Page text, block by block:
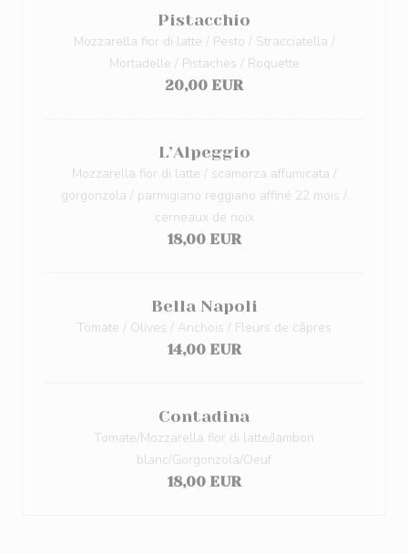
Pistacchio
Mozzarella fior di latte / Pesto / Stracciatella /
Mortadelle / Pistaches / Roquette
20,00 EUR
L’Alpeggio
Mozzarella fior di latte / scamorza affumicata /
gorgonzola / parmigiano reggiano affiné 22 mois /
cerneaux de noix
18,00 EUR
Bella Napoli
Tomate / Olives / Anchois / Fleurs de câpres
14,00 EUR
Contadina
Tomate/Mozzarella fior di latte/Jambon
blanc/Gorgonzola/Oeuf
18,00 EUR